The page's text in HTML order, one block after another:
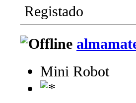
Registado
Mini Robot